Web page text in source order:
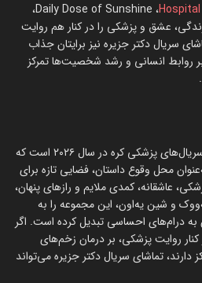
، Daily Dose of Sunshine،
عشق و پزشکی را در کنار هم روایت
سریال دکتر جزیره نیز برایتان جذاب
روابط انسانی و رشد شخصیت‌ها تمرکز
دکتر جزیره یکی از متفاوت‌ترین سریال‌های پزشکی کره در سال ۲۰۲۶ است که
محل وقوع داستان، فضایی تازه برای
عاشقانه، کمدی ملایم و رازهای پنهان،
و شین یه‌اون، این مجموعه را به
به درام‌های احساسی تبدیل کرده است. اگر
روایت پزشکی، بر درمان زخم‌های
دارند، تماشای سریال دکتر جزیره می‌تواند